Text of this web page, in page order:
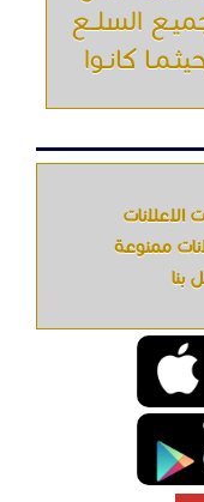
السلــع
كانـوا
الإعلانات
ممنوعة
بنا